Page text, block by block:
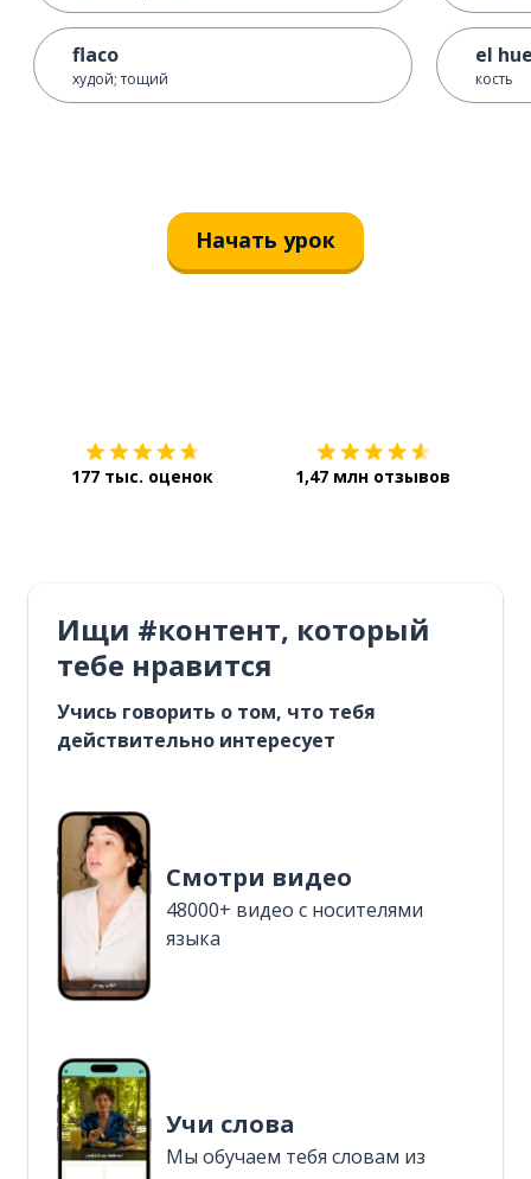
flaco
худой; тощий
el
кость
Начать урок
177 тыс. оценок 1,47 млн отзывов
Ищи #контент, который
тебе нравится
Учись говорить о том, что тебя
действительно интересует
Смотри видео
48000+ видео с носителями
языка
Учи слова
Мы обучаем тебя словам из